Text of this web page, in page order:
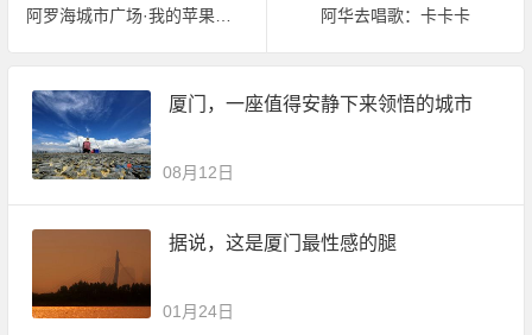
阿罗海城市广场·我的苹果之恋
阿华去唱歌：卡卡卡
厦门，一座值得安静下来领悟的城市
08月12日
据说，这是厦门最性感的腿
01月24日